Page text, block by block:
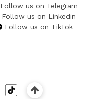
Follow us on Telegram
Follow us on Linkedin
Follow us on TikTok